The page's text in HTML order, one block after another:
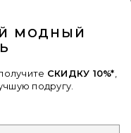
ВОРОТНИКОМ
МОДНЫЙ
СКИДКУ 10%*
подругу.